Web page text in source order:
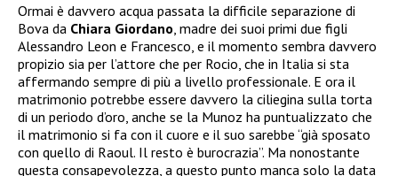
Ormai è davvero acqua passata la difficile separazione di
Bova da Chiara Giordano , madre dei suoi primi due figli
Alessandro Leon e Francesco, e il momento sembra davvero
propizio sia per l’attore che per Rocio, che in Italia si sta
affermando sempre di più a livello professionale. E ora il
matrimonio potrebbe essere davvero la ciliegina sulla torta
di un periodo d’oro, anche se la Munoz ha puntualizzato che
il matrimonio si fa con il cuore e il suo sarebbe “già sposato
con quello di Raoul. Il resto è burocrazia”. Ma nonostante
questa consapevolezza, a questo punto manca solo la data